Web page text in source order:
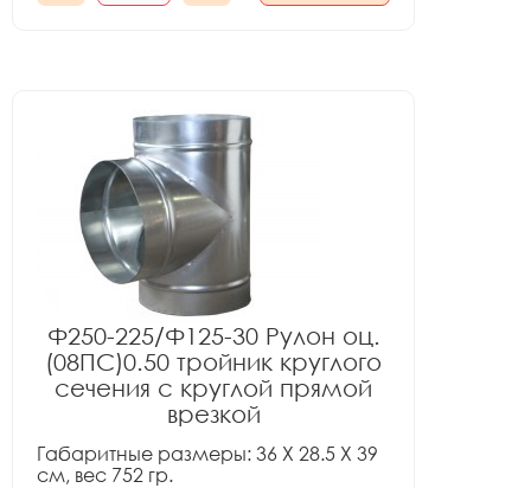
Ф250-225/Ф125-30 Рулон оц.
(08ПС)0.50 тройник круглого
сечения с круглой прямой
врезкой
Габаритные размеры: 36 X 28.5 X 39
см, вес 752 гр.